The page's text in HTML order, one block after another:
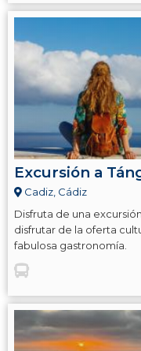
Excursión a
Cadiz, Cádiz
Disfruta de una
disfrutar de la oferta
fabulosa gastronomía.